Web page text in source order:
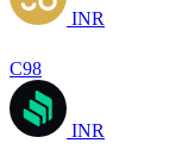
INR
C98
INR